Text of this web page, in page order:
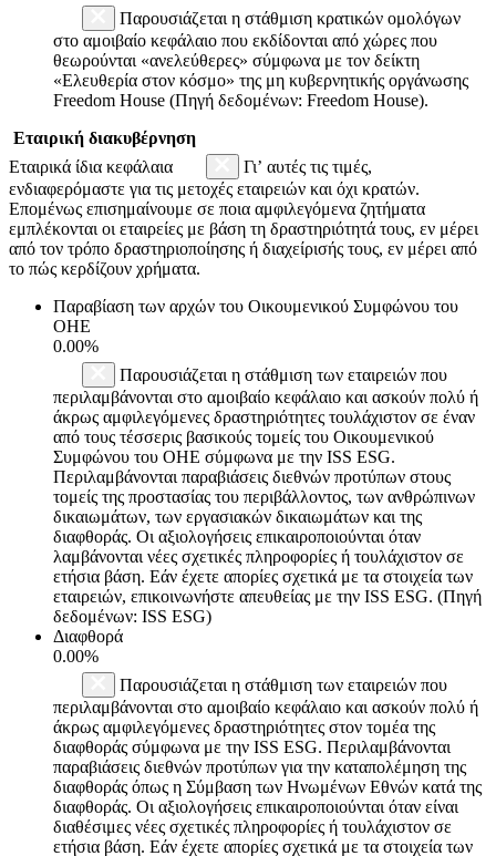
Παρουσιάζεται η στάθμιση κρατικών ομολόγων
στο αμοιβαίο κεφάλαιο που εκδίδονται από χώρες που
θεωρούνται «ανελεύθερες» σύμφωνα με τον δείκτη
«Ελευθερία στον κόσμο» της μη κυβερνητικής οργάνωσης
Freedom House (Πηγή δεδομένων: Freedom House).
Εταιρική διακυβέρνηση
Εταιρικά ίδια κεφάλαια
Γι’ αυτές τις τιμές,
ενδιαφερόμαστε για τις μετοχές εταιρειών και όχι κρατών.
Επομένως επισημαίνουμε σε ποια αμφιλεγόμενα ζητήματα
εμπλέκονται οι εταιρείες με βάση τη δραστηριότητά τους, εν μέρει
από τον τρόπο δραστηριοποίησης ή διαχείρισής τους, εν μέρει από
το πώς κερδίζουν χρήματα.
Παραβίαση των αρχών του Οικουμενικού Συμφώνου του
ΟΗΕ
0.00%
Παρουσιάζεται η στάθμιση των εταιρειών που
περιλαμβάνονται στο αμοιβαίο κεφάλαιο και ασκούν πολύ ή
άκρως αμφιλεγόμενες δραστηριότητες τουλάχιστον σε έναν
από τους τέσσερις βασικούς τομείς του Οικουμενικού
Συμφώνου του ΟΗΕ σύμφωνα με την ISS ESG.
Περιλαμβάνονται παραβιάσεις διεθνών προτύπων στους
τομείς της προστασίας του περιβάλλοντος, των ανθρώπινων
δικαιωμάτων, των εργασιακών δικαιωμάτων και της
διαφθοράς. Οι αξιολογήσεις επικαιροποιούνται όταν
λαμβάνονται νέες σχετικές πληροφορίες ή τουλάχιστον σε
ετήσια βάση. Εάν έχετε απορίες σχετικά με τα στοιχεία των
εταιρειών, επικοινωνήστε απευθείας με την ISS ESG. (Πηγή
δεδομένων: ISS ESG)
Διαφθορά
0.00%
Παρουσιάζεται η στάθμιση των εταιρειών που
περιλαμβάνονται στο αμοιβαίο κεφάλαιο και ασκούν πολύ ή
άκρως αμφιλεγόμενες δραστηριότητες στον τομέα της
διαφθοράς σύμφωνα με την ISS ESG. Περιλαμβάνονται
παραβιάσεις διεθνών προτύπων για την καταπολέμηση της
διαφθοράς όπως η Σύμβαση των Ηνωμένων Εθνών κατά της
διαφθοράς. Οι αξιολογήσεις επικαιροποιούνται όταν είναι
διαθέσιμες νέες σχετικές πληροφορίες ή τουλάχιστον σε
ετήσια βάση. Εάν έχετε απορίες σχετικά με τα στοιχεία των